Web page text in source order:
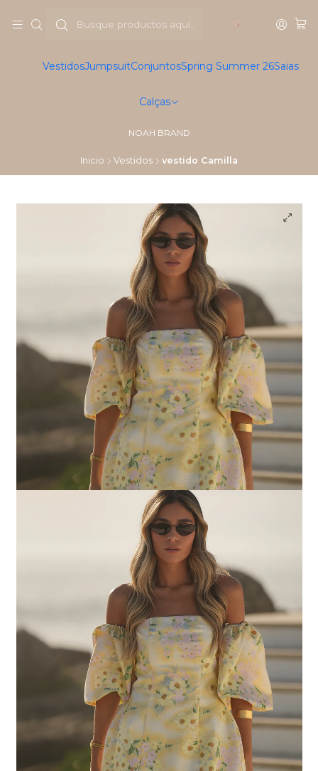
VestidosJumpsuitConjuntosSpring Summer 26Saias
Calças
NOAH BRAND
Inicio Vestidos vestido Camilla